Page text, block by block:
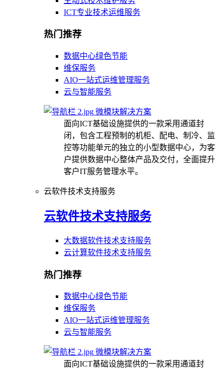
ICT专业技术运维服务
热门推荐
数据中心绿色节能
维保服务
AIO一站式运维管理服务
云与智能服务
微模块解决方案
面向ICT基础设施提供的一款采用通道封
闭，包含工程预制的机柜、配电、制冷、监
控等功能单元的独立的小型数据中心，为客
户提供数据中心整体产品及交付，全面提升
客户IT服务管理水平。
云软件技术支持服务
云软件技术支持服务
大数据软件技术支持服务
云计算软件技术支持服务
热门推荐
数据中心绿色节能
维保服务
AIO一站式运维管理服务
云与智能服务
微模块解决方案
面向ICT基础设施提供的一款采用通道封